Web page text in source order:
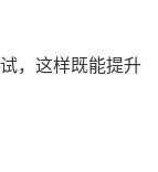
，这样既能提升